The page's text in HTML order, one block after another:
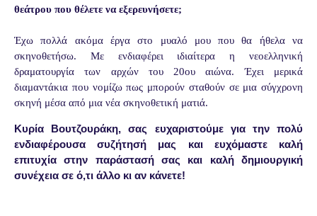
θεάτρου που θέλετε να εξερευνήσετε;
Έχω πολλά ακόμα έργα στο μυαλό μου που θα ήθελα να
σκηνοθετήσω. Με ενδιαφέρει ιδιαίτερα η νεοελληνική
δραματουργία των αρχών του 20ου αιώνα. Έχει μερικά
διαμαντάκια που νομίζω πως μπορούν σταθούν σε μια σύγχρονη
σκηνή μέσα από μια νέα σκηνοθετική ματιά.
Κυρία Βουτζουράκη, σας ευχαριστούμε για την πολύ
ενδιαφέρουσα συζήτησή μας και ευχόμαστε καλή
επιτυχία στην παράστασή σας και καλή δημιουργική
συνέχεια σε ό,τι άλλο κι αν κάνετε!